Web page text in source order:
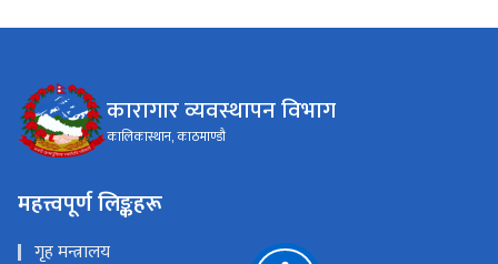
कारागार व्यवस्थापन विभाग
कालिकास्थान, काठमाण्डौ
महत्त्वपूर्ण लिङ्कहरू
गृह मन्त्रालय